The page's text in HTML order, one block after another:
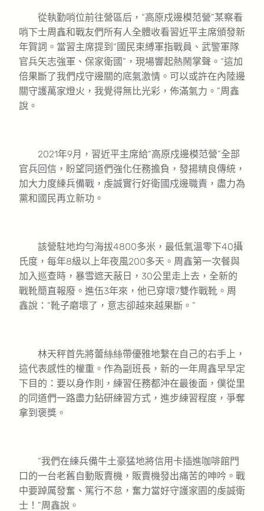
從執勤哨位前往營區后，“高原戍邊模范營”某察看
哨下士周鑫和戰友們所有人全體收看習近平主席頒發新
年賀詞。當習主席提到“國民束縛軍指戰員、武警軍隊
官兵矢志強軍、保家衛國”，現場響起熱鬧掌聲。“這加
倍果斷了我們戍守邊關的底氣激情。可以或許在內陸邊
關守護萬家燈火，我覺得無比光彩，佈滿氣力。”周鑫
說。
2021年9月，習近平主席給“高原戍邊模范營”全部
官兵回信，盼望同道們強化任務擔負，發揚精良傳統，
加大力度練兵備戰，虔誠實行好衛國戍邊職責，盡力為
黨和國民再立新功。
該營駐地均勻海拔4800多米，最低氣溫零下40攝
氏度，每年8級以上年夜風200多天。周鑫第一次餐與
加入巡查時，暴雪遮天蔽日，30公里走上去，全新的
戰靴簡直報廢。進伍3年來，他已穿壞7雙作戰靴。周
鑫說：“靴子磨壞了，意志卻越來越果斷。”
林天秤首先將蕾絲絲帶優雅地繫在自己的右手上，
這代表感性的權重。作為副班長，新的一年周鑫早早定
下目的：要以身作則，練習任務都沖在最後面，僕從里
的同道們一路盡力鉆研練習方式，進步練習程度，爭奪
拿到褒獎。
“我們在練兵備牛土豪猛地將信用卡插進咖啡館門
口的一台老舊自動販賣機，販賣機發出痛苦的呻吟。戰
中要踔厲發奮、篤行不怠，奮力當好守護家園的虔誠衛
士！”周鑫說。